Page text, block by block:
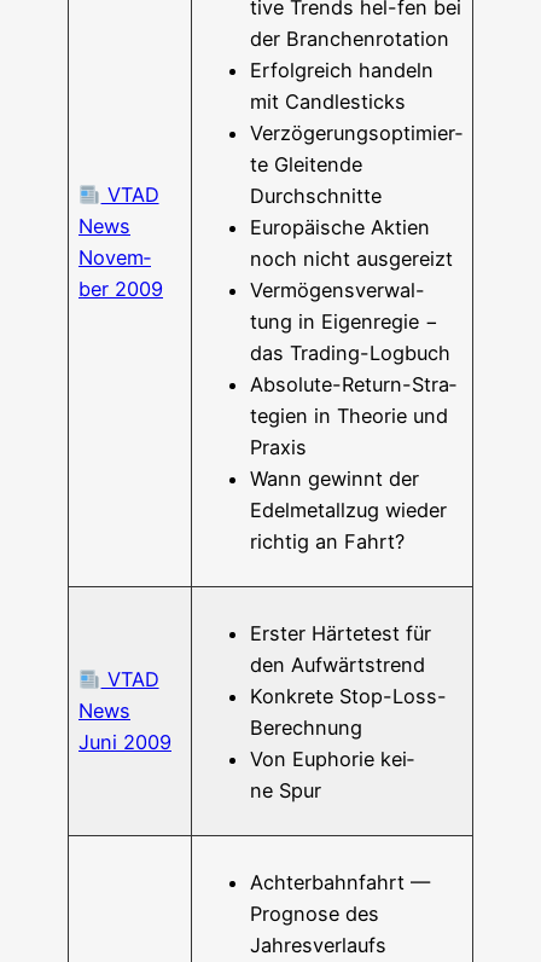
VTAD
News
Novem­
ber 2009
ti­ve Trends hel-fen bei
der Branchenrotation
Erfolg­reich han­deln
mit Candlesticks
Ver­zö­ge­rungs­op­ti­mier­
te Glei­ten­de
Durchschnitte
Euro­päi­sche Akti­en
noch nicht ausgereizt
Ver­­­mö­­gens­­ver­­­wal-
tung in Eigen­re­gie −
das Trading-Logbuch
Abso­lu­­te-Return-Stra­­
te­­gien in Theo­rie und
Praxis
Wann gewinnt der
Edel­me­tall­zug wie­der
rich­tig an Fahrt?
VTAD
News
Juni 2009
Ers­ter Här­te­test für
den Aufwärtstrend
Kon­kre­te Stop-Loss-
Berechnung
Von Eupho­rie kei­
ne Spur
Ach­ter­bahn­fahrt —
Pro­gno­se des
Jahresverlaufs